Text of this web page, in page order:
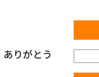
ありがとう